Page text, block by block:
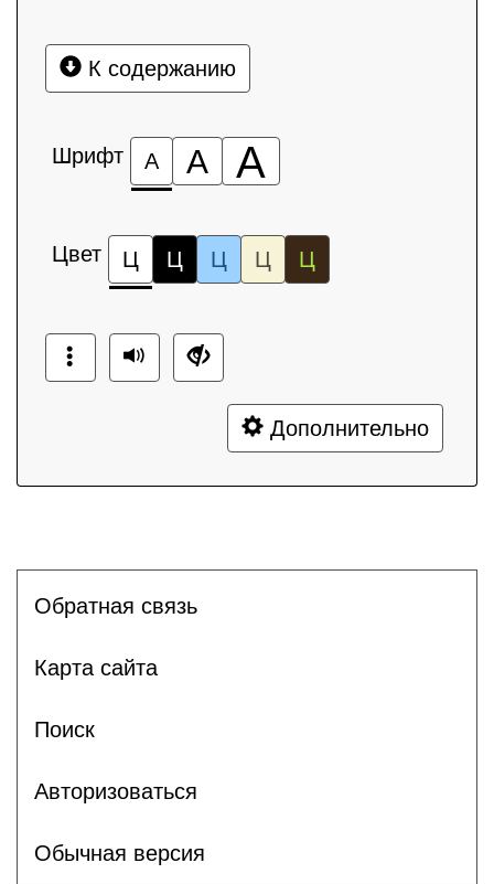
К содержанию
Шрифт А А А
Цвет Ц Ц Ц Ц Ц
Дополнительно
Обратная связь
Карта сайта
Поиск
Авторизоваться
Обычная версия